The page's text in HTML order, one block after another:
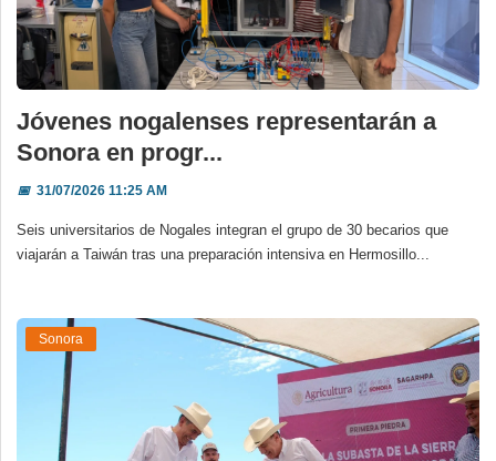
Jóvenes nogalenses representarán a
Sonora en progr...
📅31/07/2026 11:25 AM
Seis universitarios de Nogales integran el grupo de 30 becarios que
viajarán a Taiwán tras una preparación intensiva en Hermosillo...
Sonora